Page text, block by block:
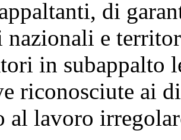
di
e
in subappalto
riconosciute ai
al lavoro